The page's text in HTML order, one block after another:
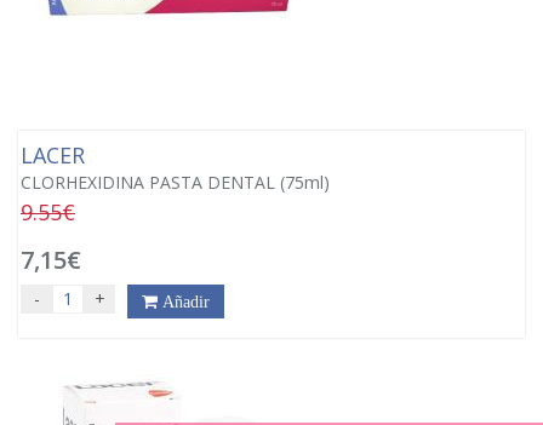
LACER
CLORHEXIDINA PASTA DENTAL (75ml)
9.55€
7,15€
- + Añadir